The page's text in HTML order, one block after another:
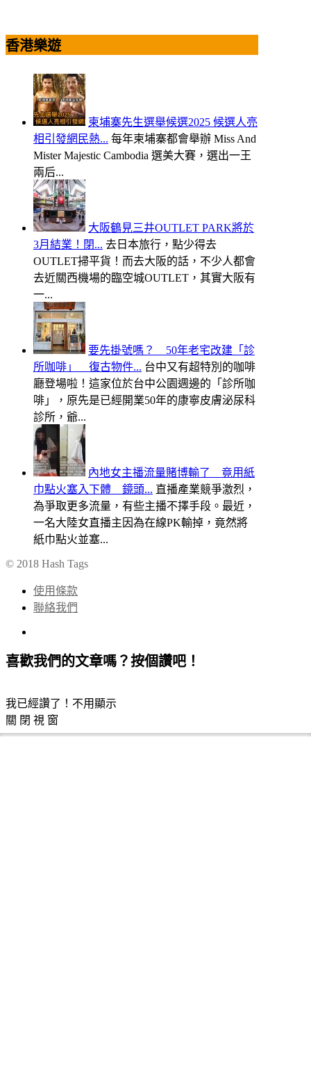
香港樂遊
柬埔寨先生選舉候選2025 候選人亮
相引發網民熱... 每年柬埔寨都會舉辦 Miss And
Mister Majestic Cambodia 選美大賽，選出一王
兩后...
大阪鶴見三井OUTLET PARK將於
3月結業！閉... 去日本旅行，點少得去
OUTLET掃平貨！而去大阪的話，不少人都會
去近關西機場的臨空城OUTLET，其實大阪有
一...
要先掛號嗎？ 50年老宅改建「診
所咖啡」 復古物件... 台中又有超特別的咖啡
廳登場啦！這家位於台中公園週邊的「診所咖
啡」，原先是已經開業50年的康寧皮膚泌尿科
診所，爺...
內地女主播流量賭博輸了 竟用紙
巾點火塞入下體 鏡頭... 直播產業競爭激烈，
為爭取更多流量，有些主播不擇手段。最近，
一名大陸女直播主因為在線PK輸掉，竟然將
紙巾點火並塞...
© 2018 Hash Tags
使用條款
聯絡我們
喜歡我們的文章嗎？按個讚吧！
我已經讚了！不用顯示
關 閉 視 窗